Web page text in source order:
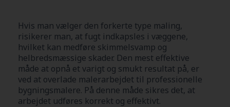
Hvis man vælger den forkerte type maling,
risikerer man, at fugt indkapsles i væggene,
hvilket kan medføre skimmelsvamp og
helbredsmæssige skader. Den mest effektive
måde at opnå et varigt og smukt resultat på, er
ved at overlade malerarbejdet til professionelle
bygningsmalere. På denne måde sikres det, at
arbejdet udføres korrekt og effektivt.